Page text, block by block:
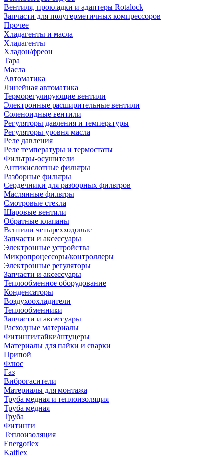
Вентиля, прокладки и адаптеры Rotalock
Запчасти для полугерметичных компрессоров
Прочее
Хладагенты и масла
Хладагенты
Хладон/фреон
Тара
Масла
Автоматика
Линейная автоматика
Терморегулирующие вентили
Электронные расширительные вентили
Соленоидные вентили
Регуляторы давления и температуры
Регуляторы уровня масла
Реле давления
Реле температуры и термостаты
Фильтры-осушители
Антикислотные фильтры
Разборные фильтры
Сердечники для разборных фильтров
Маслянные фильтры
Смотровые стекла
Шаровые вентили
Обратные клапаны
Вентили четырехходовые
Запчасти и аксессуары
Электронные устройства
Микропроцессоры/контроллеры
Электронные регуляторы
Запчасти и аксессуары
Теплообменное оборудование
Конденсаторы
Воздухоохладители
Теплообменники
Запчасти и аксессуары
Расходные материалы
Фитинги/гайки/штуцеры
Материалы для пайки и сварки
Припой
Флюс
Газ
Виброгасители
Материалы для монтажа
Труба медная и теплоизоляция
Труба медная
Труба
Фитинги
Теплоизоляция
Energoflex
Kaiflex